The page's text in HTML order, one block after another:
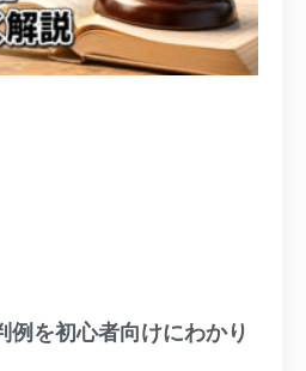
例を初心者向けにわかり